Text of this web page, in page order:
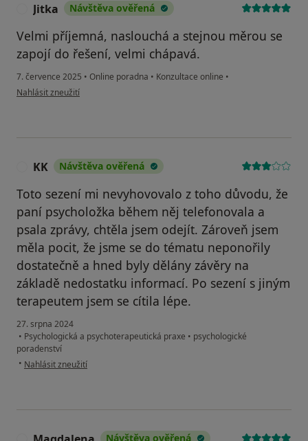
Jitka Návštěva ověřená
Velmi příjemná, naslouchá a stejnou měrou se
zapojí do řešení, velmi chápavá.
7. července 2025 • Online poradna • Konzultace online •
podle názoru uživatele Jitka
Nahlásit zneužití
KK Návštěva ověřená
Toto sezení mi nevyhovovalo z toho důvodu, že
paní psycholožka během něj telefonovala a
psala zprávy, chtěla jsem odejít. Zároveň jsem
měla pocit, že jsme se do tématu neponořily
dostatečně a hned byly dělány závěry na
základě nedostatku informací. Po sezení s jiným
terapeutem jsem se cítila lépe.
27. srpna 2024
• Psychologická a psychoterapeutická praxe • psychologické
poradenství
• podle názoru uživatele KK
Nahlásit zneužití
Návštěva ověřená